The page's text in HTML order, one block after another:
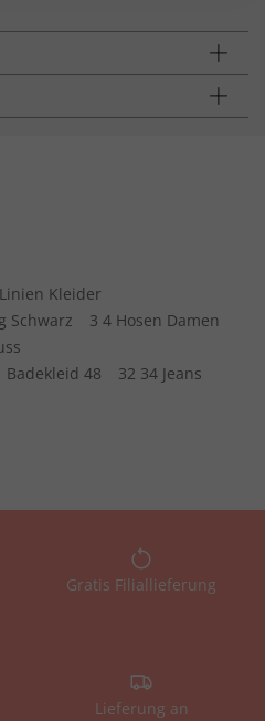
Kleider
Schwarz
3 4 Hosen Damen
Badekleid 48
32 34 Jeans
Gratis Filiallieferung
Lieferung an